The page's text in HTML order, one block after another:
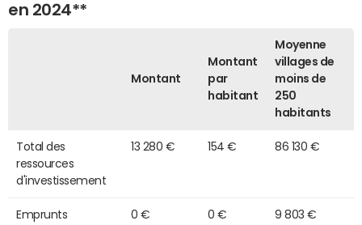
en 2024**
Montant
Montant
par
habitant
Moyenne
villages de
moins de
250
habitants
Total des
ressources
d'investissement
13 280 € 154 € 86 130 €
Emprunts 0 € 0 € 9 803 €